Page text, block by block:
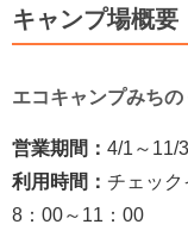
キャンプ場概要
エコキャンプみちの
営業期間： 4/1～11/
利用時間： チェッ
8：00～11：00